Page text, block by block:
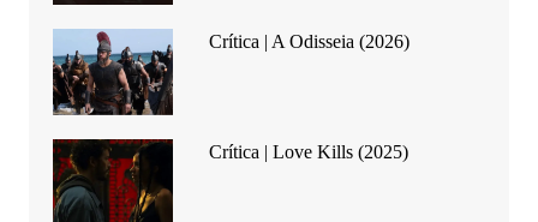
Crítica | A Odisseia (2026)
Crítica | Love Kills (2025)